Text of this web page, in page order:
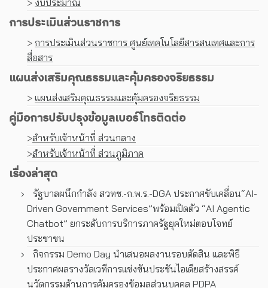
> งบประมาณ
การประเมินส่วนราชการ
> การประเมินส่วนราชการ ศูนย์เทคโนโลยีสารสนเทศและการ
สื่อสาร
แผนส่งเสริมคุณธรรมและคุ้มครองจริยธรรม
> แผนส่งเสริมคุณธรรมและคุ้มครองจริยธรรม
คู่มือการปรับปรุงข้อมูลเบอร์โทรติดต่อ
>สำหรับเจ้าหน้าที่ ส่วนกลาง
>สำหรับเจ้าหน้าที่ ส่วนภูมิภาค
เรื่องล่าสุด
รัฐบาลผนึกกำลัง สวทช.-ก.พ.ร.-DGA ประกาศขับเคลื่อน“AI-
Driven Government Services”พร้อมเปิดตัว “AI Agentic
Chatbot” ยกระดับการบริการภาครัฐยุคใหม่ตอบโจทย์
ประชาชน
กิจกรรม Demo Day นำเสนอผลงานรอบตัดสิน และพิธี
ประกาศผลรางวัลเวทีการแข่งขันประชันไอเดียสร้างสรรค์
นวัตกรรมด้านการคุ้มครองข้อมูลส่วนบุคคล PDPA